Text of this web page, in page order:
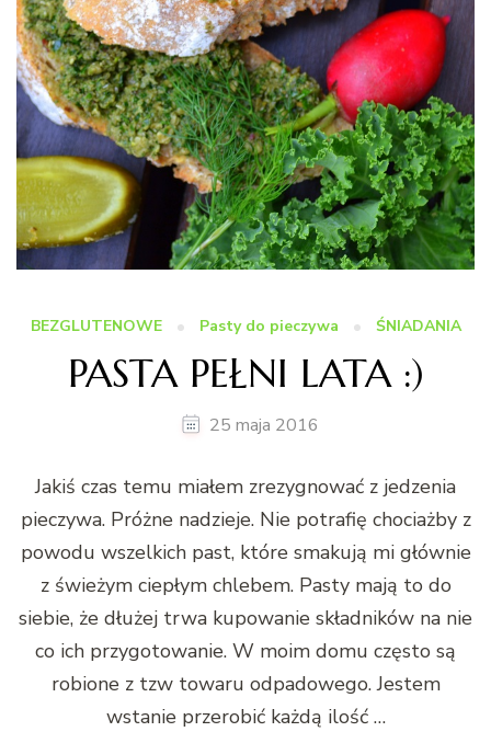
BEZGLUTENOWE Pasty do pieczywa ŚNIADANIA
PASTA PEŁNI LATA :)
25 maja 2016
Jakiś czas temu miałem zrezygnować z jedzenia
pieczywa. Próżne nadzieje. Nie potrafię chociażby z
powodu wszelkich past, które smakują mi głównie
z świeżym ciepłym chlebem. Pasty mają to do
siebie, że dłużej trwa kupowanie składników na nie
co ich przygotowanie. W moim domu często są
robione z tzw towaru odpadowego. Jestem
wstanie przerobić każdą ilość …